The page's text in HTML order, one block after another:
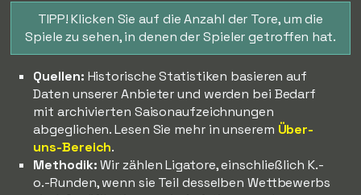
TIPP! Klicken Sie auf die Anzahl der Tore, um die
Spiele zu sehen, in denen der Spieler getroffen hat.
Quellen: Historische Statistiken basieren auf
Daten unserer Anbieter und werden bei Bedarf
mit archivierten Saisonaufzeichnungen
abgeglichen. Lesen Sie mehr in unserem Über-
uns-Bereich.
Methodik:Wir zählen Ligatore, einschließlich K.-
o.-Runden, wenn sie Teil desselben Wettbewerbs